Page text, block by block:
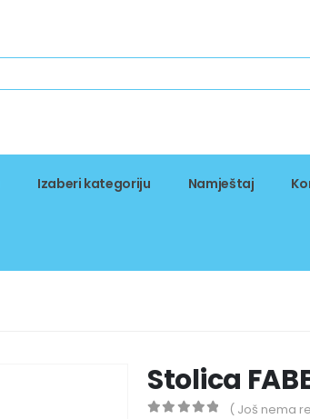
Izaberi kategoriju Namještaj
Stolica
( Još nema